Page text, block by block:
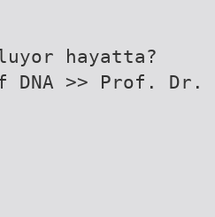
hayatta?
DNA >> Prof.